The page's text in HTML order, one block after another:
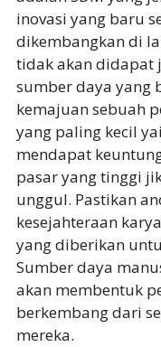
inovasi yang baru
dikembangkan di
tidak akan didapat
sumber daya yang
kemajuan sebuah
yang paling kecil
mendapat
pasar yang tinggi
unggul. Pastikan
kesejahteraan
yang diberikan
Sumber daya
akan membentuk
berkembang dari
mereka.